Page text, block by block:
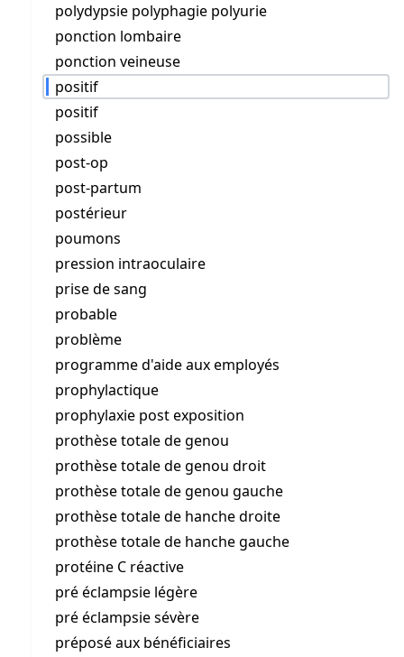
polydypsie polyphagie polyurie
ponction lombaire
ponction veineuse
positif
positif
possible
post-op
post-partum
postérieur
poumons
pression intraoculaire
prise de sang
probable
problème
programme d'aide aux employés
prophylactique
prophylaxie post exposition
prothèse totale de genou
prothèse totale de genou droit
prothèse totale de genou gauche
prothèse totale de hanche droite
prothèse totale de hanche gauche
protéine C réactive
pré éclampsie légère
pré éclampsie sévère
préposé aux bénéficiaires